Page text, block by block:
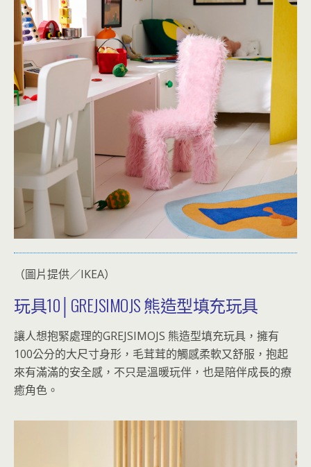
（圖片提供／IKEA）
玩具10│GREJSIMOJS 熊造型填充玩具
讓人想抱緊處理的GREJSIMOJS 熊造型填充玩具，擁有
100公分的大尺寸身形，毛茸茸的觸感柔軟又舒服，抱起
來有滿滿的安全感，不只是溫暖玩伴，也是陪伴成長的療
癒角色。